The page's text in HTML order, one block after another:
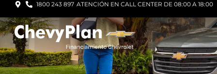
1800 243 897 ATENCIÓN EN CALL CENTER DE 08:00 A 18:00